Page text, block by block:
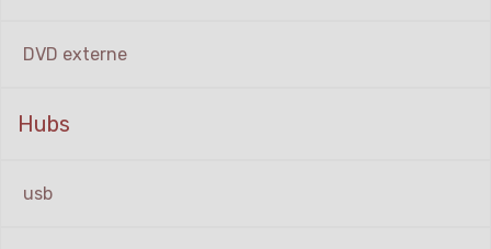
DVD externe
Hubs
usb